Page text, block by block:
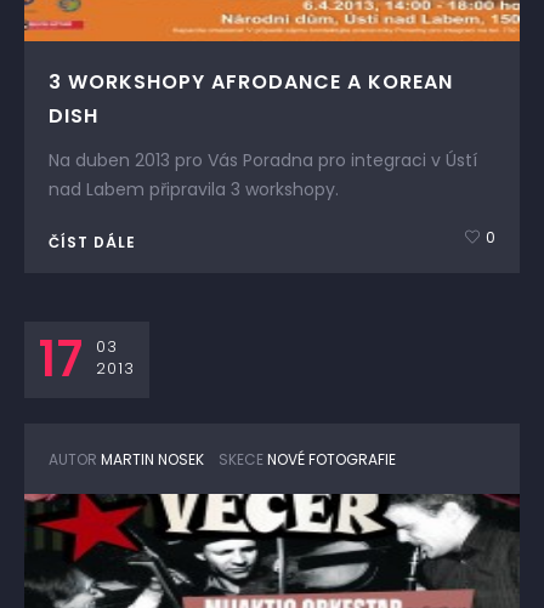
3 WORKSHOPY AFRODANCE A KOREAN
DISH
Na duben 2013 pro Vás Poradna pro integraci v Ústí
nad Labem připravila 3 workshopy.
ČÍST DÁLE 0
17
03
2013
AUTOR MARTIN NOSEK SKECENOVÉ FOTOGRAFIE